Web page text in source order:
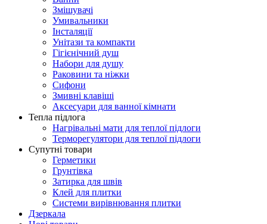
Змішувачі
Умивальники
Інсталяції
Унітази та компакти
Гігієнічний душ
Набори для душу
Раковини та ніжки
Сифони
Змивні клавіші
Аксесуари для ванної кімнати
Тепла підлога
Нагрівальні мати для теплої підлоги
Терморегулятори для теплої підлоги
Супутні товари
Герметики
Грунтівка
Затирка для швів
Клей для плитки
Системи вирівнювання плитки
Дзеркала